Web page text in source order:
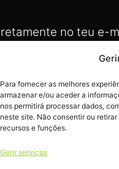
Para fornecer as melhores
armazenar e/ou aceder a
nos permitirá processar dados,
neste site. Não consentir ou
recursos e funções.
Gerir serviços
no teu e-
Contactos